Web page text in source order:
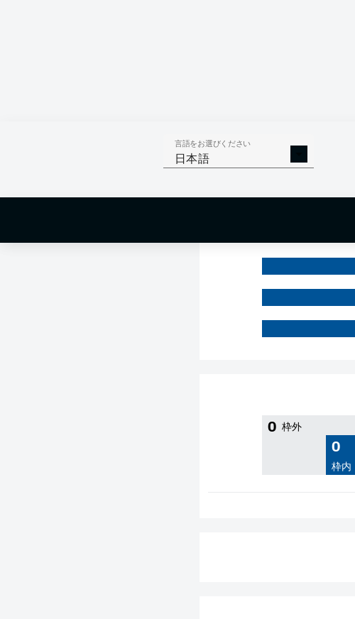
言語をお選びください
日本語
0 枠外
0
枠内